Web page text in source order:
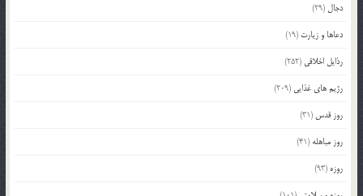
دجال (29)
دعاها و زیارت (19)
رذایل اخلاقی (252)
رژیم های غذایی (209)
روز قدس (31)
روز مباهله (41)
روزه (93)